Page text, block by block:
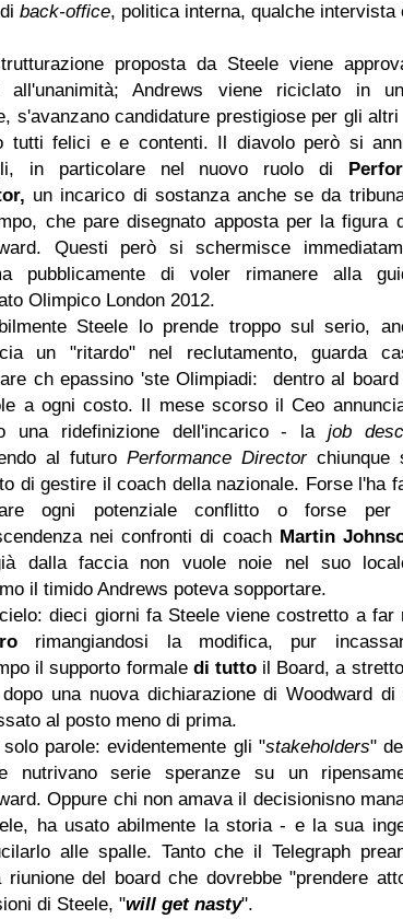
back-office, politica interna, qualche intervista
proposta da Steele viene
all'unanimità; Andrews viene riciclato in
s'avanzano candidature prestigiose per gli
tutti felici e e contenti. Il diavolo però si
in particolare nel nuovo ruolo di
un incarico di sostanza anche se da
che pare disegnato apposta per la figura
Questi però si schermisce
pubblicamente di voler rimanere alla
Olimpico London 2012.
Steele lo prende troppo sul serio,
un "ritardo" nel reclutamento, guarda
ch epassino 'ste Olimpiadi: dentro al
a ogni costo. Il mese scorso il Ceo
una ridefinizione dell'incarico - lajob
al futuro Performance Directorchiunque
di gestire il coach della nazionale. Forse l'ha
ogni potenziale conflitto o forse per
nei confronti di coach Martin
dalla faccia non vuole noie nel suo
il timido Andrews poteva sopportare.
dieci giorni fa Steele viene costretto a far
rimangiandosi la modifica, pur
il supporto formale di tuttoil Board, a
una nuova dichiarazione di Woodward di
al posto meno di prima.
solo parole: evidentemente gli "stakeholders"
nutrivano serie speranze su un
Oppure chi non amava il decisionisno
ha usato abilmente la storia - e la sua
alle spalle. Tanto che il Telegraph
riunione del board che dovrebbe "prendere
di Steele, "will get nasty".